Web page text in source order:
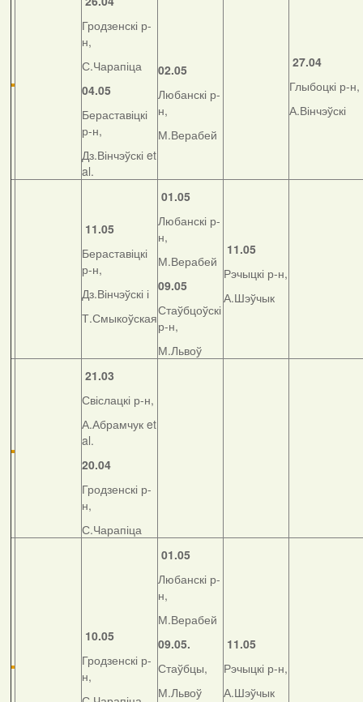
Гродзенскі р-
н,
С.Чарапіца
04.05
Бераставіцкі
р-н,
Дз.Вінчэўскі et
al.
02.05
Любанскі р-
н,
М.Верабей
27.04
Глыбоцкі р-н,
А.Вінчэўскі
11.05
Бераставіцкі
р-н,
Дз.Вінчэўскі і
Т.Смыкоўская
01.05
Любанскі р-
н,
М.Верабей
09.05
Стаўбцоўскі
р-н,
М.Львоў
11.05
Рэчыцкі р-н,
А.Шэўчык
21.03
Свіслацкі р-н,
А.Абрамчук et
al.
20.04
Гродзенскі р-
н,
С.Чарапіца
10.05
Гродзенскі р-
н,
01.05
Любанскі р-
н,
М.Верабей
09.05.
Стаўбцы,
М.Львоў
11.05
Рэчыцкі р-н,
А.Шэўчык